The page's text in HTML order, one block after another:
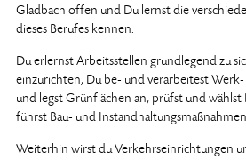
Gladbach offen und Du lernst die
dieses Berufes kennen.
Du erlernst Arbeitsstellen grundlegend zu
einzurichten, Du be- und verarbeitest
und legst Grünflächen an, prüfst und wählst
führst Bau- und
Weiterhin wirst du Verkehrseinrichtungen